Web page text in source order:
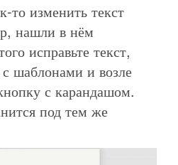
то изменить текст
нашли в нём
исправьте текст,
шаблонами и возле
с карандашом.
под тем же